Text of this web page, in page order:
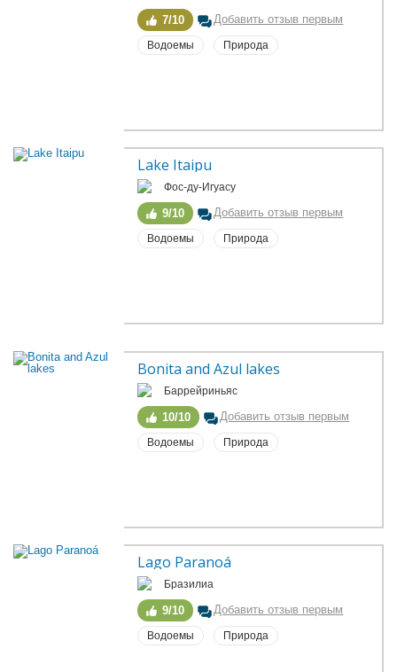
7/10 Добавить отзыв первым
Водоемы Природа
Lake Itaipu
Фос-ду-Игуасу
9/10 Добавить отзыв первым
Водоемы Природа
Bonita and Azul lakes
Баррейриньяс
10/10 Добавить отзыв первым
Водоемы Природа
Lago Paranoá
Бразилиа
9/10 Добавить отзыв первым
Водоемы Природа